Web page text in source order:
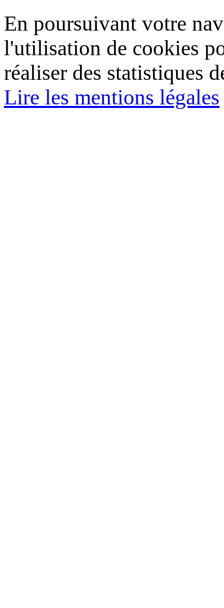
En poursuivant votre
l'utilisation de cookies
réaliser des statistiques
Lire les mentions légales